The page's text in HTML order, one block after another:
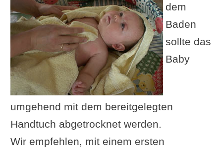
dem
Baden
sollte das
Baby
umgehend mit dem bereitgelegten
Handtuch abgetrocknet werden.
Wir empfehlen, mit einem ersten